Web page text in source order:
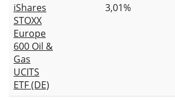
iShares
STOXX
Europe
600 Oil &
Gas
UCITS
ETF (DE)
3,01%